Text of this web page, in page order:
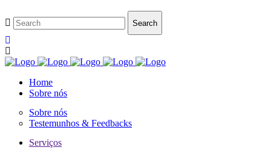
Home
Sobre nós
Sobre nós
Testemunhos & Feedbacks
Serviços